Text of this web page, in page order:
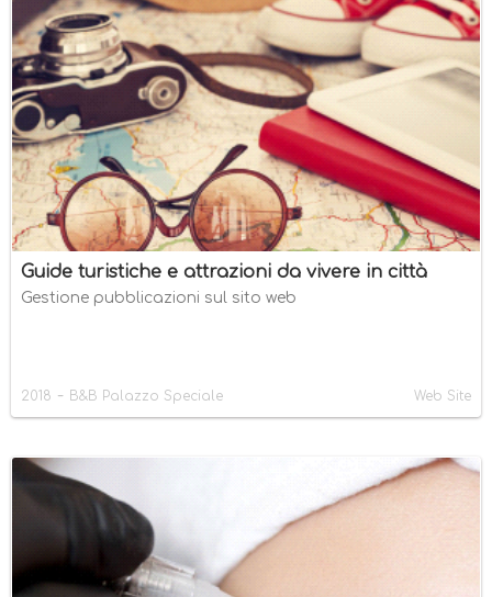
Guide turistiche e attrazioni da vivere in città
Gestione pubblicazioni sul sito web
2018 - B&B Palazzo Speciale Web Site